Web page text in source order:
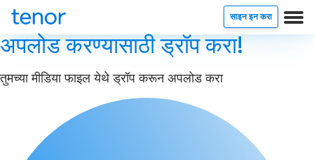
साइन इन करा
अपलोड करण्यासाठी ड्रॉप करा!
तुमच्या मीडिया फाइल येथे ड्रॉप करून अपलोड करा